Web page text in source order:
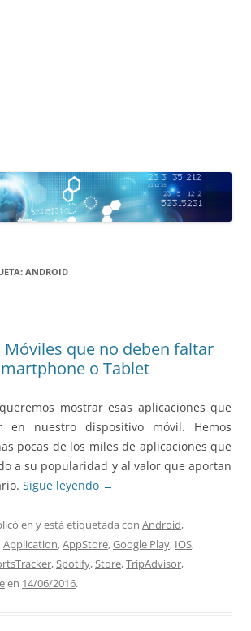
ANDROID
Móviles que no deben faltar
o Tablet
mostrar esas aplicaciones que
en nuestro dispositivo móvil. Hemos
pocas de los miles de aplicaciones que
a su popularidad y al valor que aportan
Sigue leyendo →
en y está etiquetada con Android,
,Application,AppStore,Google Play, IOS,
,Spotify,Store,TripAdvisor,
en 14/06/2016.